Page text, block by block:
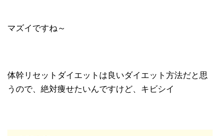
マズイですね～
体幹リセットダイエットは良いダイエット方法だと思
うので、絶対痩せたいんですけど、キビシイ